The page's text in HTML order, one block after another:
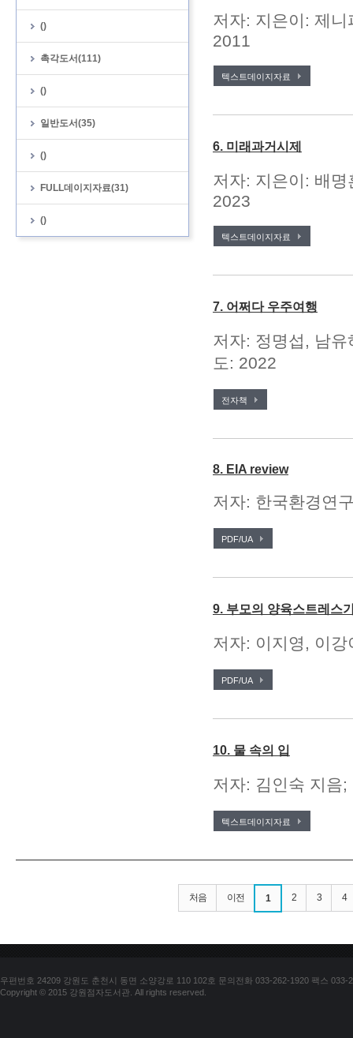
()
촉각도서(111)
()
일반도서(35)
()
FULL데이지자료(31)
()
저자: 지은이: 제
2011
텍스트데이지자료
6. 미래과거시제
저자: 지은이: 배
2023
텍스트데이지자료
7. 어쩌다 우주여행
저자: 정명섭, 남
도: 2022
전자책
8. EIA review
저자: 한국환경연
PDF/UA
9. 부모의 양육스트레스
저자: 이지영, 이
PDF/UA
10. 물 속의 입
저자: 김인숙 지음
텍스트데이지자료
처음 이전 1 2 3 4
우편번호 24209 강원도 춘천시 동면 소양강로 110 102호 문의전화 033-262-1920 팩스 033-
Copyright © 2015 강원점자도서관. All rights reserved.